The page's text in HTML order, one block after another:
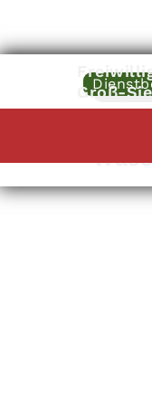
Groß-